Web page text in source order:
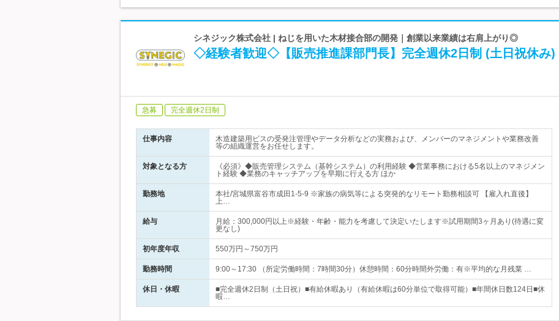
シネジック株式会社 | ねじを用いた木材接合部の開発｜創業以来業績は右肩上がり◎
◇経験者歓迎◇【販売推進課部門長】完全週休2日制 (土日祝休み)
急募 完全週休2日制
仕事内容
木造建築用ビスの受発注管理やデータ分析などの実務および、メンバーのマネジメントや業務改善
等の組織運営をお任せします。
対象となる方
《必須》◆販売管理システム（基幹システム）の利用経験 ◆営業事務における5名以上のマネジメン
ト経験 ◆業務のキャッチアップを早期に行える方 ほか
勤務地
本社/宮城県富谷市成田1-5-9 ※家族の病気等による突発的なリモート勤務相談可 【雇入れ直後】
上…
給与
月給：300,000円以上※経験・年齢・能力を考慮して決定いたします※試用期間3ヶ月あり(待遇に変
更なし)
初年度年収 550万円～750万円
勤務時間 9:00～17:30 （所定労働時間：7時間30分）休憩時間：60分時間外労働：有※平均的な月残業 …
休日・休暇
■完全週休2日制（土日祝）■有給休暇あり（有給休暇は60分単位で取得可能）■年間休日数124日■休
暇…